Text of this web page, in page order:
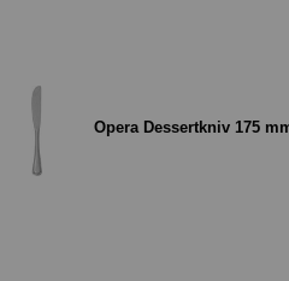
Opera Dessertkniv 175